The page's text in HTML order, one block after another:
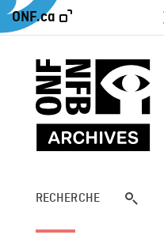
ONF.ca
RECHERCHE